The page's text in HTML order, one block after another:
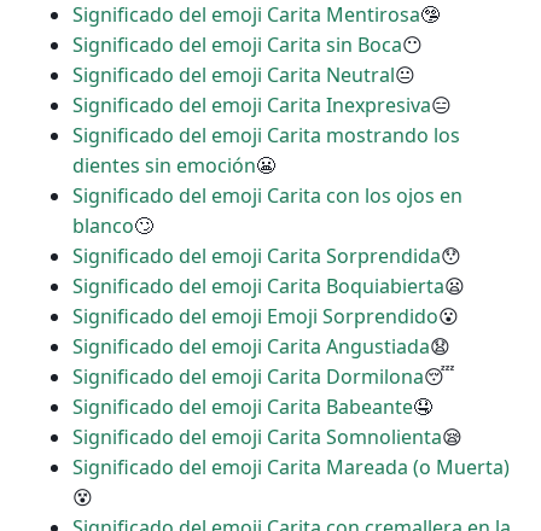
Significado del emoji Carita Mentirosa🤥
Significado del emoji Carita sin Boca😶
Significado del emoji Carita Neutral😐
Significado del emoji Carita Inexpresiva😑
Significado del emoji Carita mostrando los
dientes sin emoción😬
Significado del emoji Carita con los ojos en
blanco🙄
Significado del emoji Carita Sorprendida😯
Significado del emoji Carita Boquiabierta😦
Significado del emoji Emoji Sorprendido😮
Significado del emoji Carita Angustiada😧
Significado del emoji Carita Dormilona😴
Significado del emoji Carita Babeante🤤
Significado del emoji Carita Somnolienta😪
Significado del emoji Carita Mareada (o Muerta)
😵